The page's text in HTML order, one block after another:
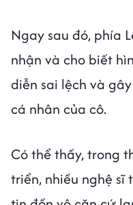
Ngay sau đó, phía
nhận và cho biết
diễn sai lệch và
cá nhân của cô.
Có thể thấy, trong
triển, nhiều nghệ sĩ